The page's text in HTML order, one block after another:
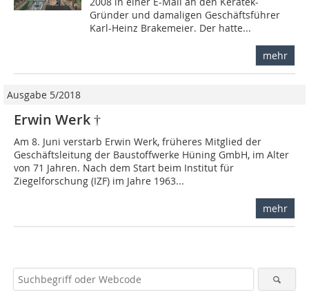
Gründer und damaligen Geschäftsführer
Karl-Heinz Brakemeier. Der hatte...
mehr
Ausgabe 5/2018
Erwin Werk †
Am 8. Juni verstarb Erwin Werk, früheres Mitglied der
Geschäftsleitung der Baustoffwerke Hüning GmbH, im Alter
von 71 Jahren. Nach dem Start beim Institut für
Ziegelforschung (IZF) im Jahre 1963...
mehr